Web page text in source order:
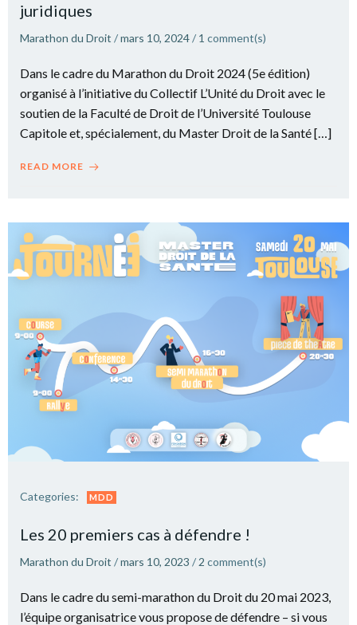
juridiques
Marathon du Droit /mars 10, 2024/ 1 comment(s)
Dans le cadre du Marathon du Droit 2024 (5e édition)
organisé à l’initiative du Collectif L’Unité du Droit avec le
soutien de la Faculté de Droit de l’Université Toulouse
Capitole et, spécialement, du Master Droit de la Santé […]
READ MORE
Categories: MDD
Les 20 premiers cas à défendre !
Marathon du Droit /mars 10, 2023 / 2 comment(s)
Dans le cadre du semi-marathon du Droit du 20 mai 2023,
l’équipe organisatrice vous propose de défendre – si vous